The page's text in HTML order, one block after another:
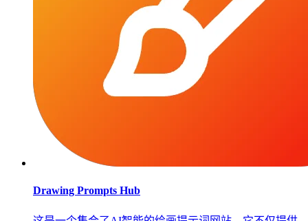
Drawing Prompts Hub